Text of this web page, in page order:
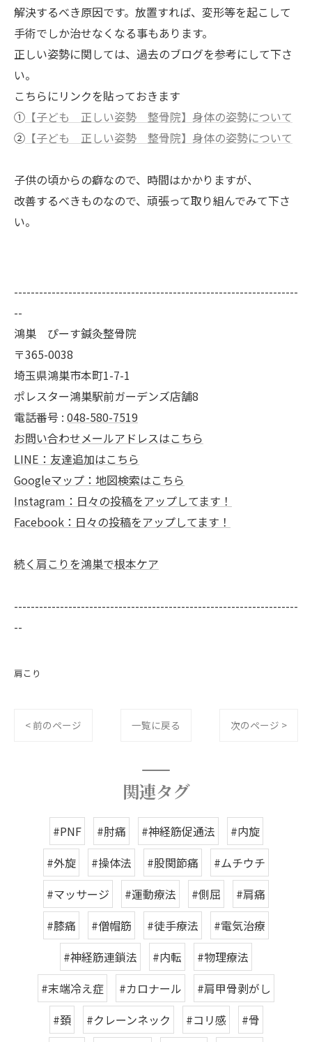
解決するべき原因です。放置すれば、変形等を起こして
手術でしか治せなくなる事もあります。
正しい姿勢に関しては、過去のブログを参考にして下さ
い。
こちらにリンクを貼っておきます
① 【子ども 正しい姿勢 整骨院】身体の姿勢について
② 【子ども 正しい姿勢 整骨院】身体の姿勢について
子供の頃からの癖なので、時間はかかりますが、
改善するべきものなので、頑張って取り組んでみて下さ
い。
--------------------------------------------------------------------
--
鴻巣 ぴーす鍼灸整骨院
〒365-0038
埼玉県鴻巣市本町1-7-1
ポレスター鴻巣駅前ガーデンズ店舗8
電話番号 : 048-580-7519
お問い合わせメールアドレスはこちら
LINE：友達追加はこちら
Googleマップ：地図検索はこちら
Instagram：日々の投稿をアップしてます！
Facebook：日々の投稿をアップしてます！
続く肩こりを鴻巣で根本ケア
--------------------------------------------------------------------
--
肩こり
< 前のページ 一覧に戻る 次のページ >
関連タグ
#PNF #肘痛 #神経筋促通法
#内旋
#外旋
#操体法 #股関節痛
#ムチウチ
#マッサージ
#運動療法 #側屈
#肩痛
#膝痛
#僧帽筋 #徒手療法
#電気治療
#神経筋連鎖法
#内転
#物理療法
#末端冷え症
#カロナール
#肩甲骨剥がし
#頚
#クレーンネック #コリ感
#骨